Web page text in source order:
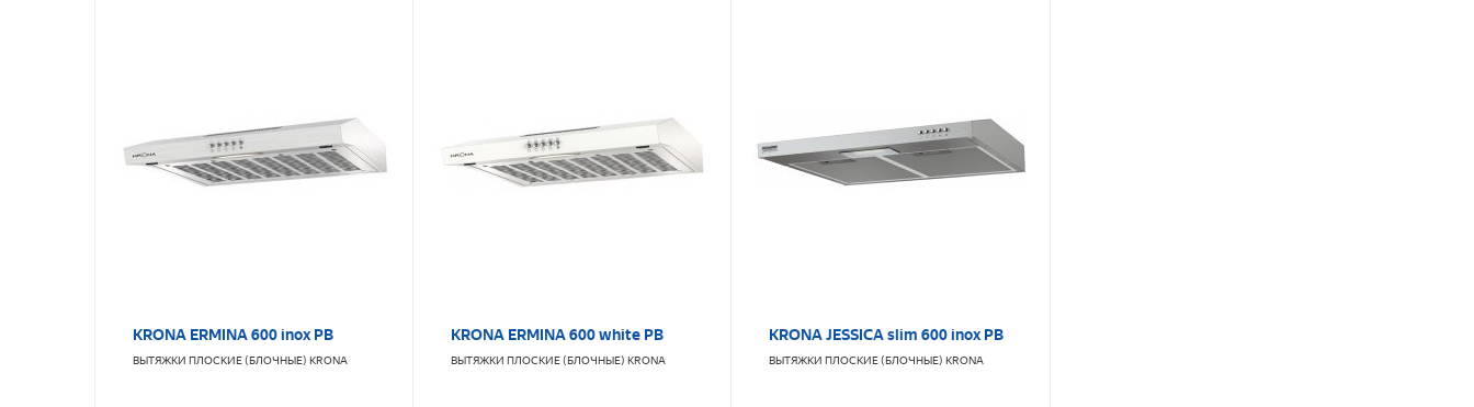
KRONA ERMINA 600 inox PB
ВЫТЯЖКИ ПЛОСКИЕ (БЛОЧНЫЕ) KRONA
KRONA ERMINA 600 white PB
ВЫТЯЖКИ ПЛОСКИЕ (БЛОЧНЫЕ) KRONA
KRONA JESSICA slim 600 inox PB
ВЫТЯЖКИ ПЛОСКИЕ (БЛОЧНЫЕ) KRONA